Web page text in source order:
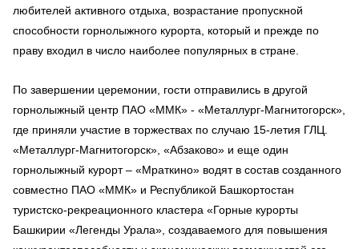
любителей активного отдыха, возрастание пропускной
способности горнолыжного курорта, который и прежде по
праву входил в число наиболее популярных в стране.
По завершении церемонии, гости отправились в другой
горнолыжный центр ПАО «ММК» - «Металлург-Магнитогорск»,
где приняли участие в торжествах по случаю 15-летия ГЛЦ.
«Металлург-Магнитогорск», «Абзаково» и еще один
горнолыжный курорт – «Мраткино» водят в состав созданного
совместно ПАО «ММК» и Республикой Башкортостан
туристско-рекреационного кластера «Горные курорты
Башкирии «Легенды Урала», создаваемого для повышения